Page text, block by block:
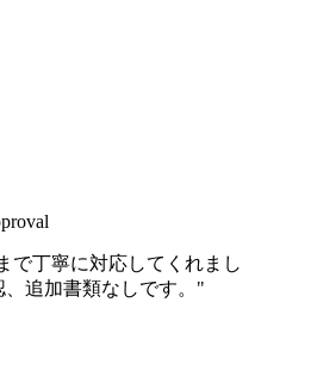
で丁寧に対応してくれまし
追加書類なしです。 "